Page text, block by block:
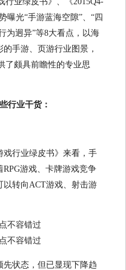
曝光“手游蓝海空隙”、“四
为迥异”等8大看点，以海
手游、页游行业图景，
了颇具前瞻性的专业思
行业干货：
戏行业绿皮书》来看，手
游戏、卡牌游戏竞争
以转向ACT游戏、射击游
状态，但已显现下降趋